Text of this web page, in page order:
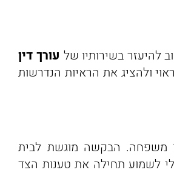
להיעזר בשירותיו של עורך דין
ולהציג את הראיות הנדרשות
משפחה. הבקשה מוגשת לבית
לשמוע תחילה את טענות הצד